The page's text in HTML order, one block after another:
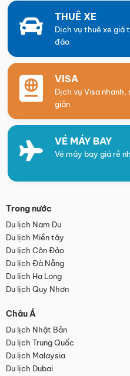
THUÊ XE
Dịch vụ thuê xe giá
đáo
VISA
Dịch vụ Visa
giản
VÉ MÁY BAY
Vé máy bay giá rẻ
Trong nước
Du lịch Nam Du
Du lịch Miền tây
Du lịch Côn Đảo
Du lịch Đà Nẵng
Du lịch Hạ Long
Du lịch Quy Nhơn
Châu Á
Du lịch Nhật Bản
Du lịch Trung Quốc
Du lịch Malaysia
Du lịch Dubai